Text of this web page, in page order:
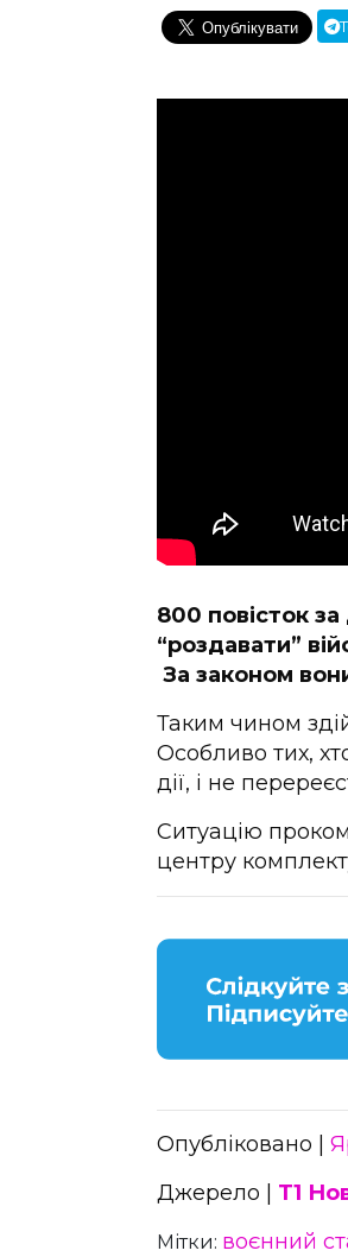
800 повісток
“роздавати”
За законом
Таким чином
Особливо тих,
дії, і не
Ситуацію
центру
Опубліковано |
Джерело | Т1
Мітки: воєнний